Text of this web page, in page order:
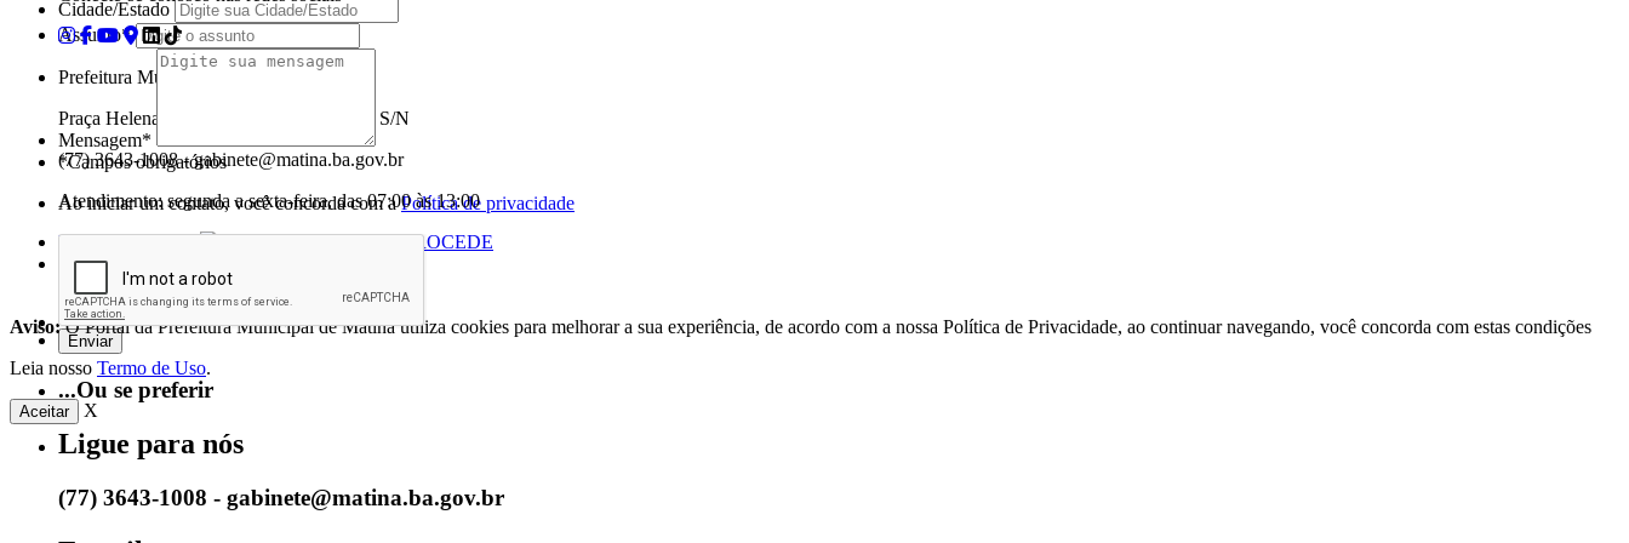
Cidade/Estado
Assunto*
Mensagem*
*Campos obrigatórios
Ao iniciar um contato, você concorda com aPolítica de privacidade
...Ou se preferir
Ligue para nós
(77) 3643-1008 - gabinete@matina.ba.gov.br
Prefeitura Municipal de Matina
Praça Helena Carmem de Castro Donato, S/N
(77) 3643-1008 - gabinete@matina.ba.gov.br
Atendimento: segunda a sexta-feira, das 07:00 às 13:00
Desenvolvido por
Aviso:O Portal da Prefeitura Municipal de Matina utiliza cookies para melhorar a sua experiência, de acordo com a nossa Política de Privacidade, ao continuar navegando, você concorda com estas condições
Leia nosso Termo de Uso.
Aceitar X